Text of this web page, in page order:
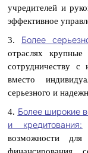
учредителей и
эффективное
3. Более
отраслях крупные
сотрудничеству
вместо
серьезного и
4. Более широкие
и кредитования:
возможности для